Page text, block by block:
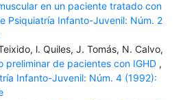
en un paciente tratado con
Psiquiatría Infanto-Juvenil: Núm. 2
l. Quiles, J. Tomás, N. Calvo,
preliminar de pacientes con IGHD ,
Infanto-Juvenil: Núm. 4 (1992):